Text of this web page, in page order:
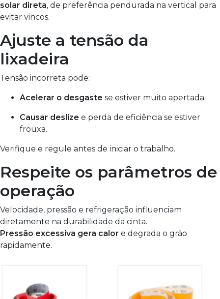
solar direta, de preferência pendurada na vertical para
evitar vincos.
Ajuste a tensão da
lixadeira
Tensão incorreta pode:
Acelerar o desgaste se estiver muito apertada.
Causar deslize e perda de eficiência se estiver
frouxa.
Verifique e regule antes de iniciar o trabalho.
Respeite os parâmetros de
operação
Velocidade, pressão e refrigeração influenciam
diretamente na durabilidade da cinta.
Pressão excessiva gera calor e degrada o grão
rapidamente.